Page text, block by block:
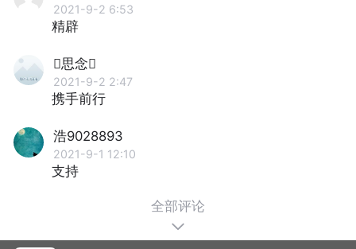
2021-9-2 6:53
精辟
思念
2021-9-2 2:47
携手前行
浩9028893
2021-9-1 12:10
支持
全部评论